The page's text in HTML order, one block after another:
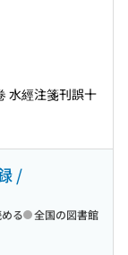
水經注箋刊誤十
/
る 全国の図書館